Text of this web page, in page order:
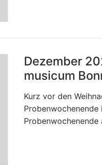
Dezember
musicum
Kurz vor den
Probenwochenende